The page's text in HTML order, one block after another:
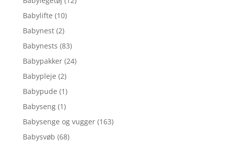
Babylifte (10)
Babynest (2)
Babynests (83)
Babypakker (24)
Babypleje (2)
Babypude (1)
Babyseng (1)
Babysenge og vugger (163)
Babysvøb (68)